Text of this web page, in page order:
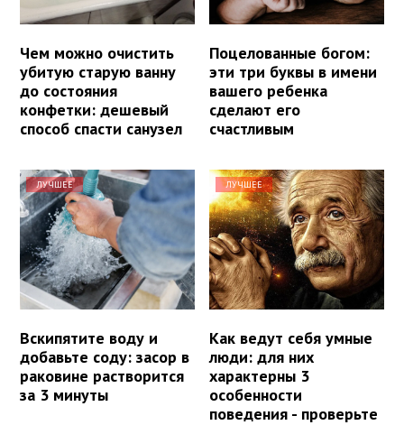
Чем можно очистить
убитую старую ванну
до состояния
конфетки: дешевый
способ спасти санузел
Поцелованные богом:
эти три буквы в имени
вашего ребенка
сделают его
счастливым
ЛУЧШЕЕ
Вскипятите воду и
добавьте соду: засор в
раковине растворится
за 3 минуты
ЛУЧШЕЕ
Как ведут себя умные
люди: для них
характерны 3
особенности
поведения - проверьте